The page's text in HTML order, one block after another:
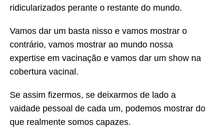
ridicularizados perante o restante do mundo.
Vamos dar um basta nisso e vamos mostrar o
contrário, vamos mostrar ao mundo nossa
expertise em vacinação e vamos dar um show na
cobertura vacinal.
Se assim fizermos, se deixarmos de lado a
vaidade pessoal de cada um, podemos mostrar do
que realmente somos capazes.